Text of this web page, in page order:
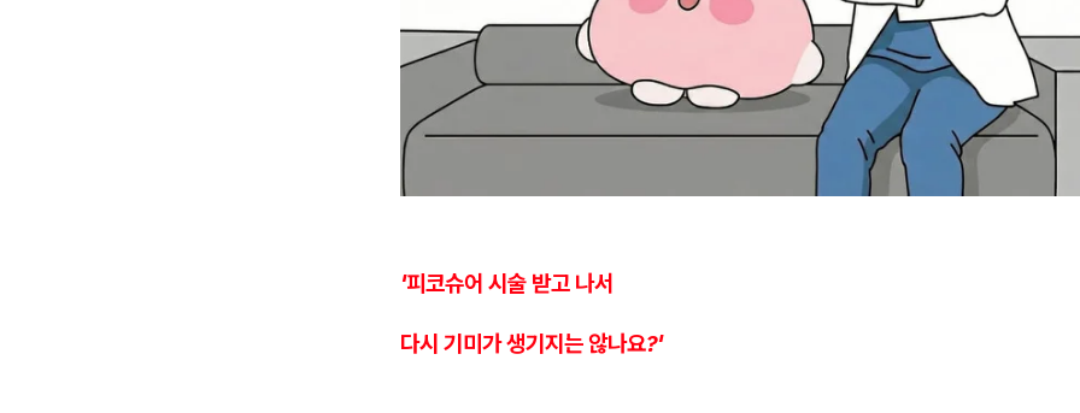
'피코슈어 시술 받고 나서
다시 기미가 생기지는 않나요?'